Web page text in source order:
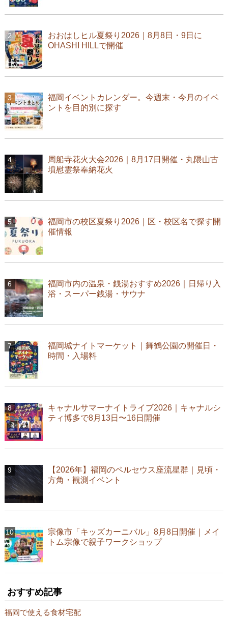
おおはしヒル夏祭り2026｜8月8日・9日に
OHASHI HILLで開催
福岡イベントカレンダー。今週末・今月のイベ
ントを目的別に探す
周船寺花火大会2026｜8月17日開催・丸隈山古
墳慰霊祭奉納花火
福岡市の校区夏祭り2026｜区・校区名で探す開
催情報
福岡市内の温泉・銭湯おすすめ2026｜日帰り入
浴・スーパー銭湯・サウナ
福岡城ナイトマーケット｜舞鶴公園の開催日・
時間・入場料
キャナルサマーナイトライブ2026｜キャナルシ
ティ博多で8月13日〜16日開催
【2026年】福岡のペルセウス座流星群｜見頃・
方角・観測イベント
宗像市「キッズカーニバル」8月8日開催｜メイ
トム宗像で親子ワークショップ
おすすめ記事
福岡で使える食材宅配